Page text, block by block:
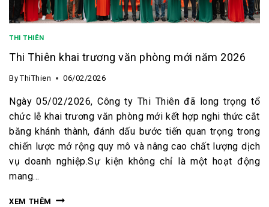
THI THIÊN
Thi Thiên khai trương văn phòng mới năm 2026
By ThiThien 06/02/2026
Ngày 05/02/2026, Công ty Thi Thiên đã long trọng tổ
chức lễ khai trương văn phòng mới kết hợp nghi thức cắt
băng khánh thành, đánh dấu bước tiến quan trọng trong
chiến lược mở rộng quy mô và nâng cao chất lượng dịch
vụ doanh nghiệp.Sự kiện không chỉ là một hoạt động
mang…
XEM THÊM